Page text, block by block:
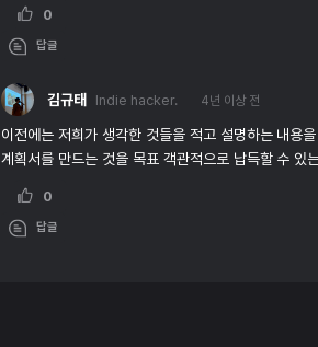
0
답글
김규태 Indie hacker. 4년 이상 전
이전에는 저희가 생각한 것들을 적고 설명하는 내용
계획서를 만드는 것을 목표 객관적으로 납득할 수 있
0
답글